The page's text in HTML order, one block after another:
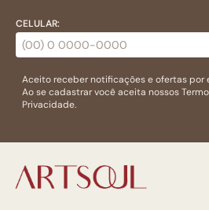
CELULAR:
Aceito receber notificações e ofertas por
Ao se cadastrar você aceita nossos
Privacidade.